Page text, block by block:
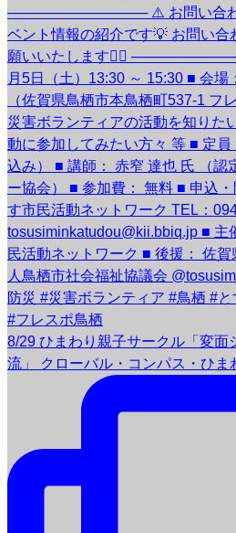
8/29 ひまわり親子サークル「変面
流」 クローバル・コンパス・ひま